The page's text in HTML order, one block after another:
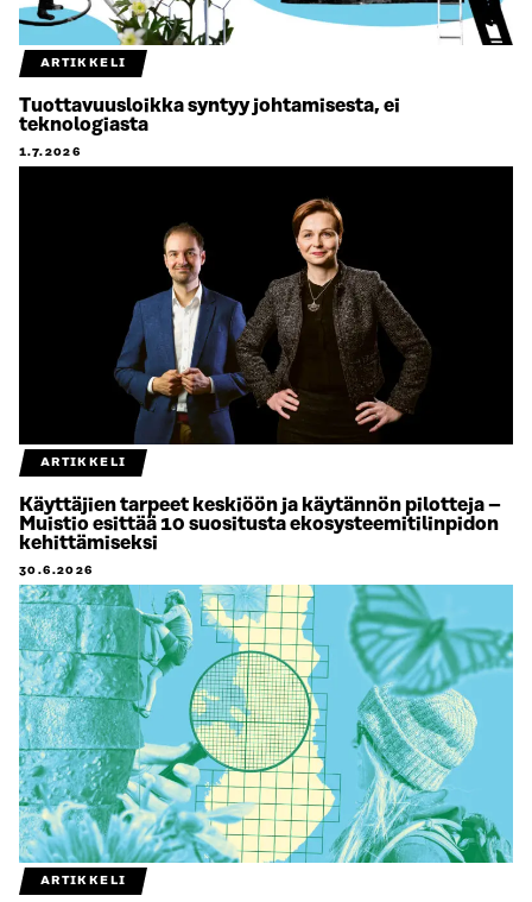
ARTIKKELI
Tuottavuusloikka syntyy johtamisesta, ei
teknologiasta
1.7.2026
ARTIKKELI
Käyttäjien tarpeet keskiöön ja käytännön pilotteja –
Muistio esittää 10 suositusta ekosysteemitilinpidon
kehittämiseksi
30.6.2026
ARTIKKELI